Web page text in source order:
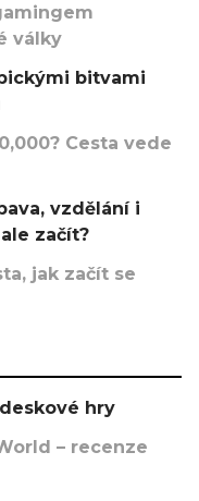
války
bitvami
Cesta vede
vzdělání i
začít?
jak začít se
hry
– recenze